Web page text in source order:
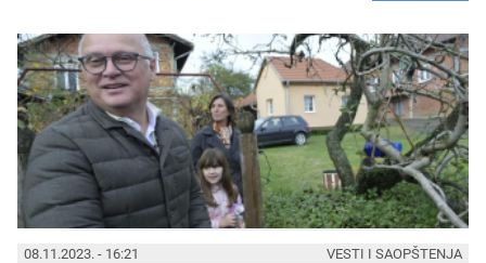
08.11.2023. - 16:21 VESTI I SAOPŠTENJA